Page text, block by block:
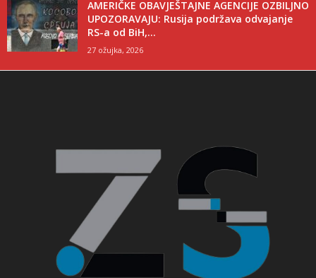
AMERIČKE OBAVJEŠTAJNE AGENCIJE OZBILJNO
UPOZORAVAJU: Rusija podržava odvajanje
RS-a od BiH,...
27 ožujka, 2026